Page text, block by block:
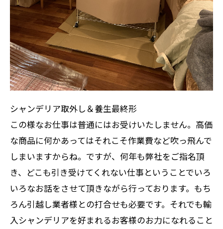
シャンデリア取外し＆養生最終形
この様なお仕事は普通にはお受けいたしません。高価
な商品に何かあってはそれこそ作業費など吹っ飛んで
しまいますからね。ですが、何年も弊社をご指名頂
き、どこも引き受けてくれない仕事ということでいろ
いろなお話をさせて頂きながら行っております。もち
ろん引越し業者様との打合せも必要です。それでも輸
入シャンデリアを好まれるお客様のお力になれること